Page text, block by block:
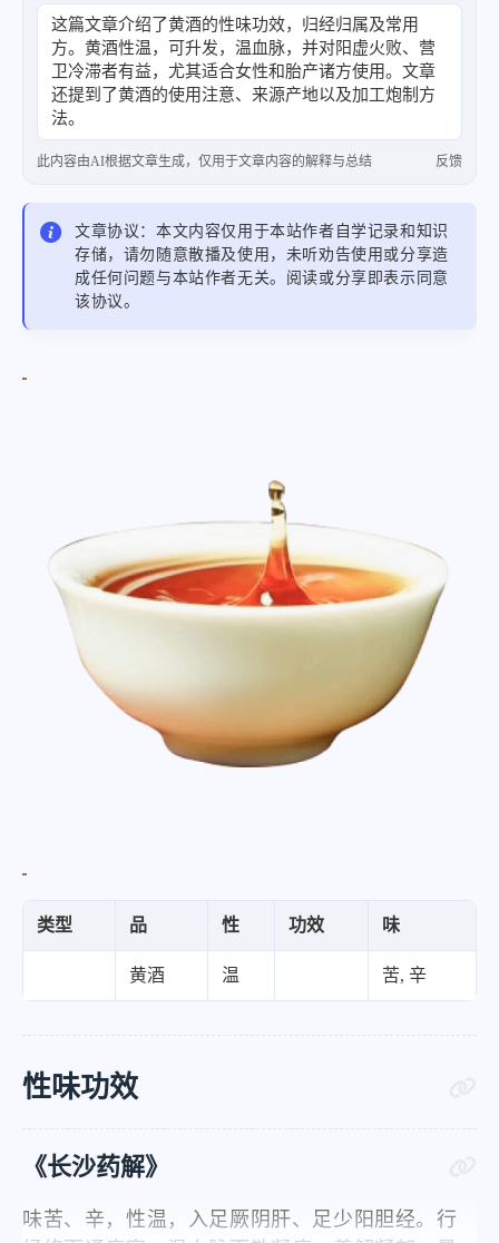
这篇文章介绍了黄酒的性味功效，归经归属及常用
方。黄酒性温，可升发，温血脉，并对阳虚火败、营
卫冷滞者有益，尤其适合女性和胎产诸方使用。文章
还提到了黄酒的使用注意、来源产地以及加工炮制方
法。
此内容由AI根据文章生成，仅用于文章内容的解释与总结 反馈
文章协议：本文内容仅用于本站作者自学记录和知识
存储，请勿随意散播及使用，未听劝告使用或分享造
成任何问题与本站作者无关。阅读或分享即表示同意
该协议。
类型 品 性 功效 味
黄酒 温 苦, 辛
性味功效
《长沙药解》
味苦、辛，性温，入足厥阴肝、足少阳胆经。行